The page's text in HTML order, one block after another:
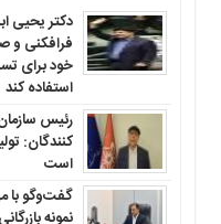
دکتر یحیی
فرافکنی و
خود برای
استفاده کند
رئیس
کنندگان:
است
گفت‌وگو با
نمونه